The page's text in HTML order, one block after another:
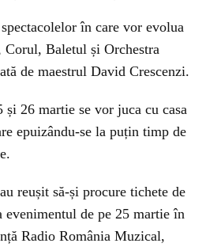
în care vor evolua
Baletul și Orchestra
de maestrul David Crescenzi.
și 26 martie se vor juca cu casa
epuizându-se la puțin timp de
reușit să-și procure tichete de
evenimentul de pe 25 martie în
Radio România Muzical,